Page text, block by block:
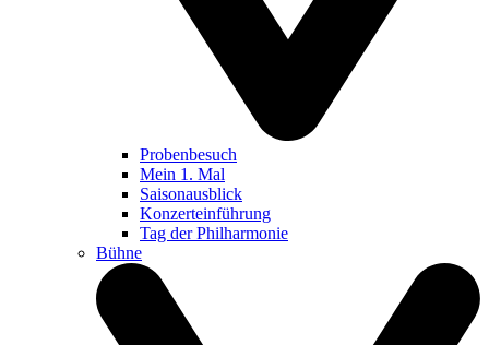
Probenbesuch
Mein 1. Mal
Saisonausblick
Konzerteinführung
Tag der Philharmonie
Bühne